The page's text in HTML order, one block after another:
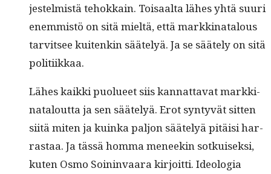
jestelmistä tehokkain. Toisaal­ta läh­es yhtä suuri
enem­mistö on sitä mieltä, että markki­na­t­alous
tarvit­see kuitenkin sääte­lyä. Ja se sääte­ly on sitä
politiikkaa.
Läh­es kaik­ki puolueet siis kan­nat­ta­vat markki­
na­t­alout­ta ja sen sääte­lyä. Erot syn­tyvät sit­ten
siitä miten ja kuin­ka paljon sääte­lyä pitäisi har­
ras­taa. Ja tässä hom­ma meneekin sotkuisek­si,
kuten Osmo Soin­in­vaara kir­joit­ti. Ide­olo­gia